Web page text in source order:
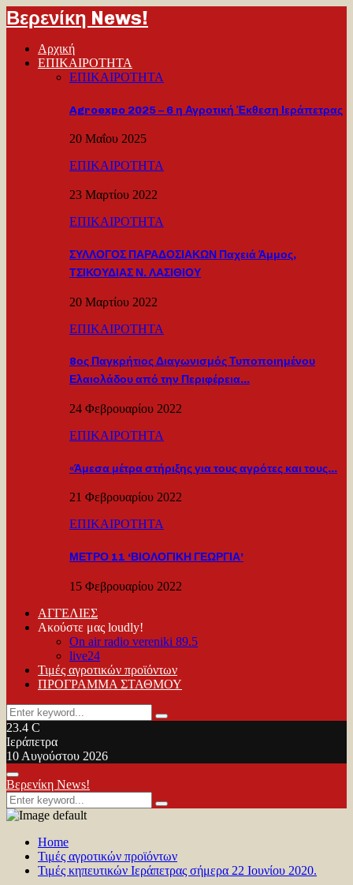
Βερενίκη News!
Αρχική
ΕΠΙΚΑΙΡΟΤΗΤΑ
ΕΠΙΚΑΙΡΟΤΗΤΑ
Agroexpo 2025 – 6 η Αγροτική Έκθεση Ιεράπετρας
20 Μαΐου 2025
ΕΠΙΚΑΙΡΟΤΗΤΑ
23 Μαρτίου 2022
ΕΠΙΚΑΙΡΟΤΗΤΑ
ΣΥΛΛΟΓΟΣ ΠΑΡΑΔΟΣΙΑΚΩΝ Παχειά Άμμος,
ΤΣΙΚΟΥΔΙΑΣ Ν. ΛΑΣΙΘΙΟΥ
20 Μαρτίου 2022
ΕΠΙΚΑΙΡΟΤΗΤΑ
8ος Παγκρήτιος Διαγωνισμός Τυποποιημένου
Ελαιολάδου από την Περιφέρεια…
24 Φεβρουαρίου 2022
ΕΠΙΚΑΙΡΟΤΗΤΑ
«Άμεσα μέτρα στήριξης για τους αγρότες και τους…
21 Φεβρουαρίου 2022
ΕΠΙΚΑΙΡΟΤΗΤΑ
ΜΕΤΡΟ 11 ‘ΒΙΟΛΟΓΙΚΗ ΓΕΩΡΓΙΑ’
15 Φεβρουαρίου 2022
ΑΓΓΕΛΙΕΣ
Ακούστε μας loudly!
On air radio vereniki 89.5
live24
Τιμές αγροτικών προϊόντων
ΠΡΟΓΡΑΜΜΑ ΣΤΑΘΜΟΥ
Search
for:
Search
23.4 C
Ιεράπετρα
10 Αυγούστου 2026
Facebook
Twitter
Youtube
Primary
Menu
Βερενίκη News!
Search
for:
Search
Home
Τιμές αγροτικών προϊόντων
Τιμές κηπευτικών Ιεράπετρας σήμερα 22 Ιουνίου 2020.